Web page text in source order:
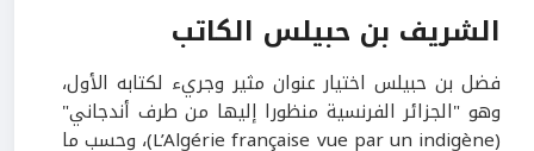
الشريف بن حبيلس الكاتب
فضل بن حبيلس اختيار عنوان مثير وجريء لكتابه الأول،
وهو "الجزائر الفرنسية منظورا إليها من طرف أندجاني"
(L’Algérie française vue par un indigène)، وحسب ما